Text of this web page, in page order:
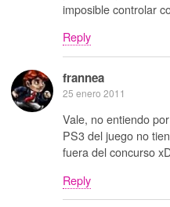
imposible controlar
Reply
frannea
25 enero 2011
Vale, no entiendo
PS3 del juego no
fuera del concurso
Reply